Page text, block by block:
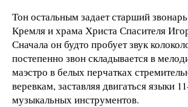
Тон остальным задает старший
Кремля и храма Христа Спасителя
Сначала он будто пробует звук
постепенно звон складывается в
маэстро в белых перчатках
веревкам, заставляя двигаться языки
музыкальных инструментов.